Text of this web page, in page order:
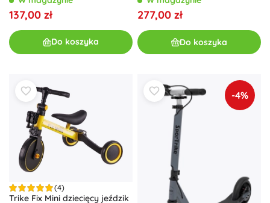
137,00 zł
Do koszyka
277,00 zł
Do koszyka
(4)
Trike Fix Mini dziecięcy jeździk
-4%